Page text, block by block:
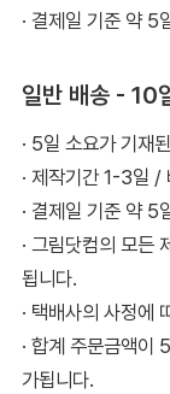
· 결제일 기준 약 5
일반 배송 - 10
· 5일 소요가 기재
· 제작기간 1-3일 /
· 결제일 기준 약 5
· 그림닷컴의 모든
됩니다.
· 택배사의 사정에
· 합계 주문금액
가됩니다.